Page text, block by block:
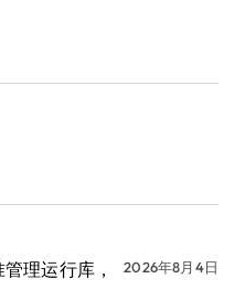
理运行库，
2026年8月4日